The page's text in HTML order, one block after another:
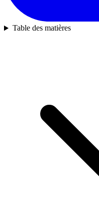
Table des matières